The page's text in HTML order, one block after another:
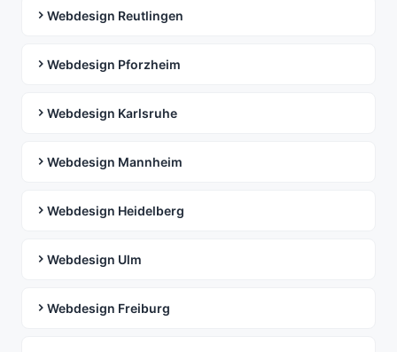
Webdesign Reutlingen
Webdesign Pforzheim
Webdesign Karlsruhe
Webdesign Mannheim
Webdesign Heidelberg
Webdesign Ulm
Webdesign Freiburg